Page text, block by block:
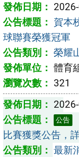
賀本
球聯賽榮獲冠軍
榮耀
體育
321
公告
比賽獲獎公告，
最新